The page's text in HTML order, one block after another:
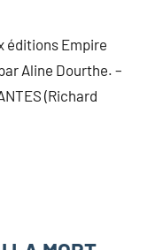
éditions Empire
Aline Dourthe. –
(Richard